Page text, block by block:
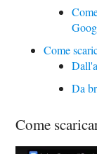
Come
Da
Come